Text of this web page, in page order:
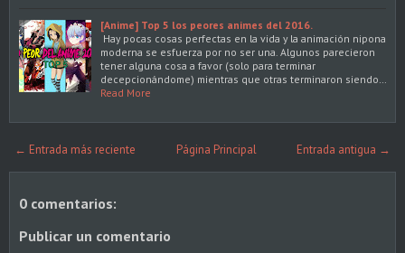
[Anime] Top 5 los peores animes del 2016.
Hay pocas cosas perfectas en la vida y la animación nipona
moderna se esfuerza por no ser una. Algunos parecieron
tener alguna cosa a favor (solo para terminar
decepcionándome) mientras que otras terminaron siendo…
Read More
← Entrada más reciente Entrada antigua →
Página Principal
0 comentarios:
Publicar un comentario